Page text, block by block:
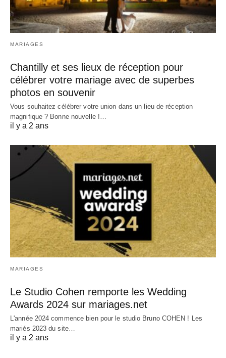
MARIAGES
Chantilly et ses lieux de réception pour
célébrer votre mariage avec de superbes
photos en souvenir
Vous souhaitez célébrer votre union dans un lieu de réception
magnifique ? Bonne nouvelle !…
il y a 2 ans
MARIAGES
Le Studio Cohen remporte les Wedding
Awards 2024 sur mariages.net
L'année 2024 commence bien pour le studio Bruno COHEN ! Les
mariés 2023 du site…
il y a 2 ans